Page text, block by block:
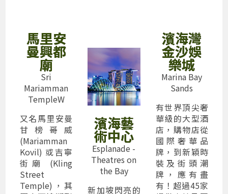
馬里安
曼興都
廟
Sri
Mariamman
TempleW
又名馬里安曼
甘榜哥威
(Mariamman
Kovil) 或吉寧
街廟 (Kling
Street
Temple)，其
濱海藝
術中心
Esplanade -
Theatres on
the Bay
新加坡閃亮的
濱海灣
金沙娛
樂城
Marina Bay
Sands
有世界頂尖奢
華級的大型酒
店，購物店從
國際奢華品
牌，到新穎時
裝及街頭潮
牌，應有盡
有！超過45家